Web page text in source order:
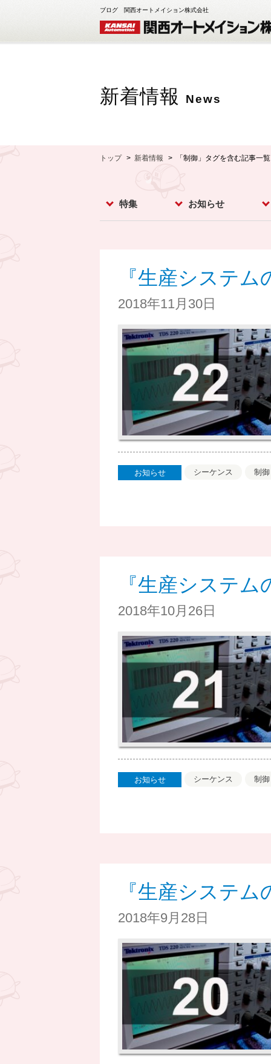
ブログ 関西オートメイション株式会社
新着情報 News
トップ 新着情報 「制御」タグを含む記事一覧
特集 お知らせ
ん
『生産システ
2018年11月30日
お知らせ シーケンス 制御
『生産システ
2018年10月26日
お知らせ シーケンス 制御
『生産システ
2018年9月28日